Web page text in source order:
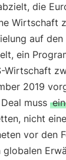
die
Wirtschaft
auf
ein
Wirtschaft
2019
muss
nicht
vor den